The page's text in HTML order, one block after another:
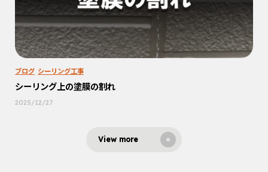
ブログ シーリング工事
シーリング上の塗膜の割れ
2025/12/27
View more